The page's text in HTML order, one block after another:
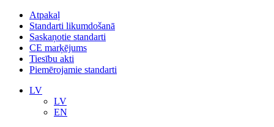
Atpakaļ
Standarti likumdošanā
Saskaņotie standarti
CE marķējums
Tiesību akti
Piemērojamie standarti
LV
LV
EN